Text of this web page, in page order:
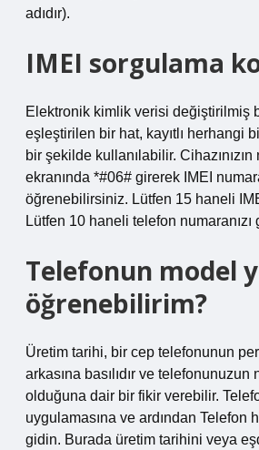
adıdır).
IMEI sorgulama
Elektronik kimlik verisi değiştirilmiş
eşleştirilen bir hat, kayıtlı herhangi
bir şekilde kullanılabilir.
ekranında *#06# girerek IMEI
öğrenebilirsiniz. Lütfen 15 haneli
Lütfen 10 haneli telefon numaranızı
Telefonun model
öğrenebilirim?
Üretim tarihi, bir cep telefonunun
arkasına basılıdır ve telefonunuzun
olduğuna dair bir fikir verebilir.
uygulamasına ve ardından Telefon
gidin. Burada üretim tarihini veya